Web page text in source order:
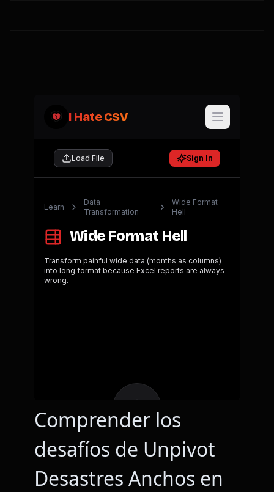
Comprender los
desafíos de Unpivot
Desastres Anchos en